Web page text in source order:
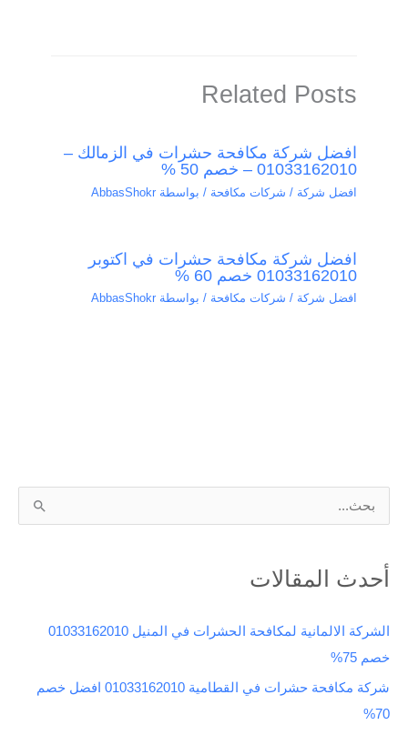
Related Posts
افضل شركة مكافحة حشرات في الزمالك –
01033162010 – خصم 50 %
افضل شركة / شركات مكافحة / بواسطة AbbasShokr
افضل شركة مكافحة حشرات في اكتوبر
01033162010 خصم 60 %
افضل شركة / شركات مكافحة / بواسطة AbbasShokr
ب
ح
:
أحدث المقالات
الشركة الالمانية لمكافحة الحشرات في المنيل 01033162010
خصم 75%
شركة مكافحة حشرات في القطامية 01033162010 افضل خصم
70%